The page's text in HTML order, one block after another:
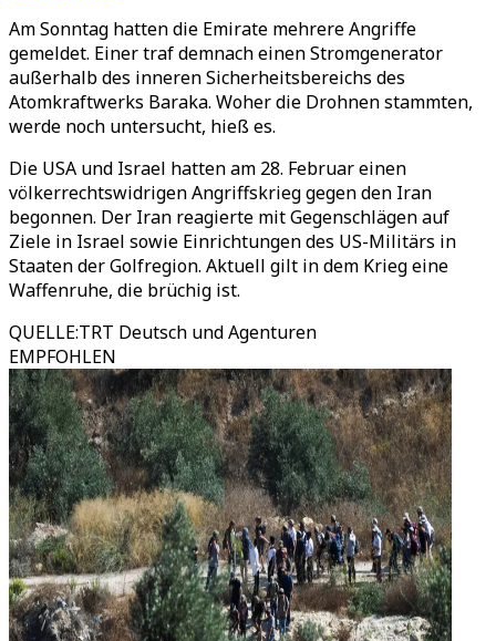
Am Sonntag hatten die Emirate mehrere Angriffe
gemeldet. Einer traf demnach einen Stromgenerator
außerhalb des inneren Sicherheitsbereichs des
Atomkraftwerks Baraka. Woher die Drohnen stammten,
werde noch untersucht, hieß es.
Die USA und Israel hatten am 28. Februar einen
völkerrechtswidrigen Angriffskrieg gegen den Iran
begonnen. Der Iran reagierte mit Gegenschlägen auf
Ziele in Israel sowie Einrichtungen des US-Militärs in
Staaten der Golfregion. Aktuell gilt in dem Krieg eine
Waffenruhe, die brüchig ist.
QUELLE:TRT Deutsch und Agenturen
EMPFOHLEN